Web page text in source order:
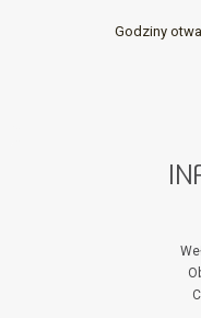
Godziny